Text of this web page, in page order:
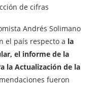
de cifras
Andrés Solimano
el país respecto a la
el informe de la
la Actualización de la
fueron